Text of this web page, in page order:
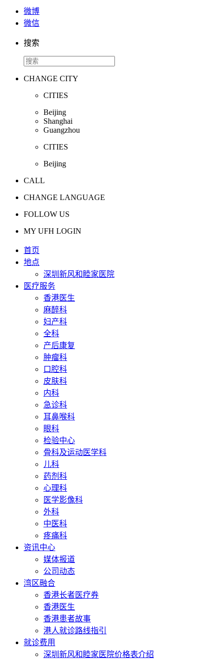
微博
微信
搜索
CHANGE CITY
CITIES
Beijing
Shanghai
Guangzhou
CITIES
Beijing
CALL
CHANGE LANGUAGE
FOLLOW US
MY UFH LOGIN
首页
地点
深圳新风和睦家医院
医疗服务
香港医生
麻醉科
妇产科
全科
产后康复
肿瘤科
口腔科
皮肤科
内科
急诊科
耳鼻喉科
眼科
检验中心
骨科及运动医学科
儿科
药剂科
心理科
医学影像科
外科
中医科
疼痛科
资讯中心
媒体报道
公司动态
湾区融合
香港长者医疗券
香港医生
香港患者故事
港人就诊路线指引
就诊费用
深圳新风和睦家医院价格表介绍